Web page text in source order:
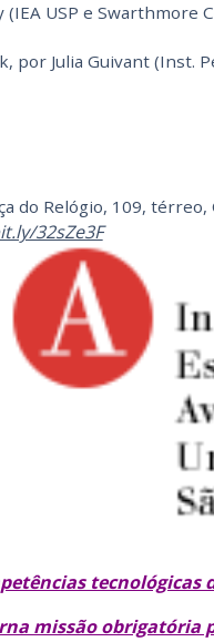
USP e Swarthmore
por Julia Guivant (Inst.
do Relógio, 109,
32sZe3F
tecnológicas
missão obrigatória